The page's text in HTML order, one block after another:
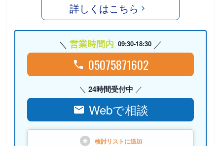
詳しくはこちら
営業時間内 09:30-18:30
05075871602
24時間受付中
Webで相談
検討リストに追加